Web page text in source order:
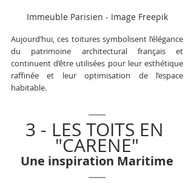
Immeuble Parisien - Image Freepik
Aujourd’hui, ces toitures symbolisent l’élégance
du patrimoine architectural français et
continuent d’être utilisées pour leur esthétique
raffinée et leur optimisation de l’espace
habitable.
3 - LES TOITS EN
"CARENE"
Une inspiration Maritime